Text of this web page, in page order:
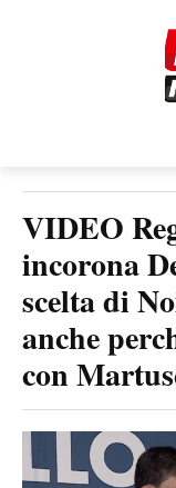
VIDEO
incorona
scelta di
anche
con